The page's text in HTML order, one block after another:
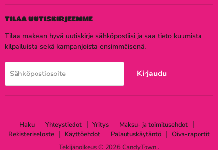
TILAA UUTISKIRJEEMME
Tilaa makean hyvä uutiskirje sähköpostiisi ja saa tieto kuumista
kilpailuista sekä kampanjoista ensimmäisenä.
Sähköpostiosoite Kirjaudu
Haku Yhteystiedot Yritys
Maksu- ja toimitusehdot
Rekisteriseloste
Käyttöehdot Palautuskäytäntö
Oiva-raportit
Tekijänoikeus © 2026 CandyTown .